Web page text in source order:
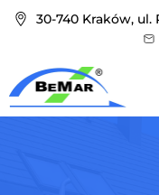
30-740 Kraków, ul.